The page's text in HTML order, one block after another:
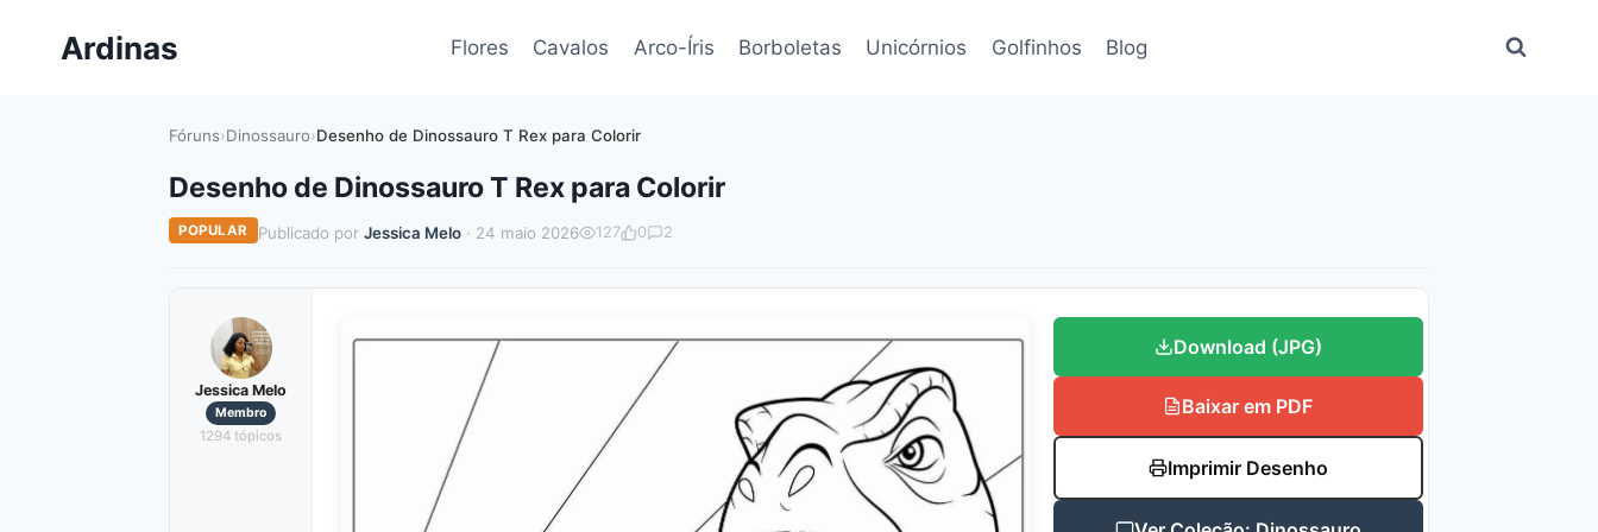
Ardinas Flores Cavalos Arco-Íris Borboletas Unicórnios Golfinhos Blog
Fóruns›Dinossauro›Desenho de Dinossauro T Rex para Colorir
Desenho de Dinossauro T Rex para Colorir
POPULAR Publicado por Jessica Melo· 24 maio 2026 127 0 2
Jessica Melo
Membro
1294 tópicos
Download (JPG)
Baixar em PDF
Imprimir Desenho